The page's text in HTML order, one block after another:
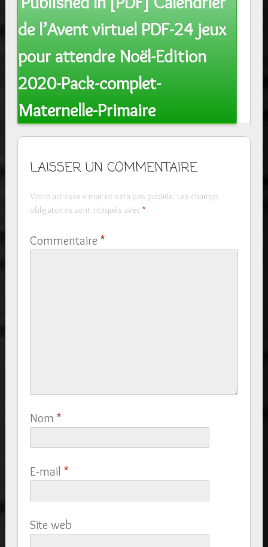
navigation
de l’Avent virtuel PDF-24 jeux
pour attendre Noël-Edition
2020-Pack-complet-
Maternelle-Primaire
LAISSER UN COMMENTAIRE
Votre adresse e-mail ne sera pas publiée. Les champs
obligatoires sont indiqués avec *
Commentaire *
Nom *
E-mail *
Site web